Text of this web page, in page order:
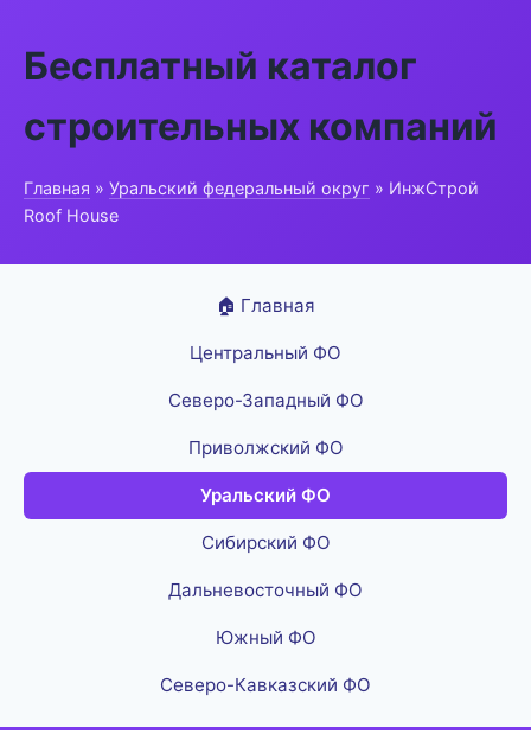
Бесплатный каталог
строительных компаний
Главная » Уральский федеральный округ » ИнжСтрой
Roof House
🏠 Главная
Центральный ФО
Северо-Западный ФО
Приволжский ФО
Уральский ФО
Сибирский ФО
Дальневосточный ФО
Южный ФО
Северо-Кавказский ФО